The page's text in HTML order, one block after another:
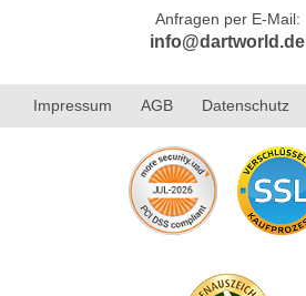
Anfragen per E-Mail:
info@dartworld.de
Impressum AGB Datenschutz